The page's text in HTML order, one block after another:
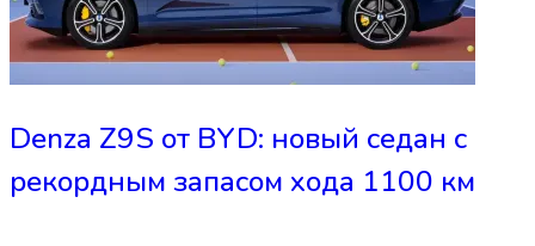
Denza Z9S от BYD: новый седан с
рекордным запасом хода 1100 км